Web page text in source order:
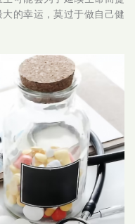
的幸运，莫过于做自己健